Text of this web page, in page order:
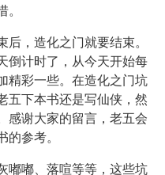
。
后，造化之门就要结束。
倒计时了，从今天开始每
精彩一些。在造化之门坑
五下本书还是写仙侠，然
感谢大家的留言，老五会
的参考。
嘟嘟、落喧等等，这些坑